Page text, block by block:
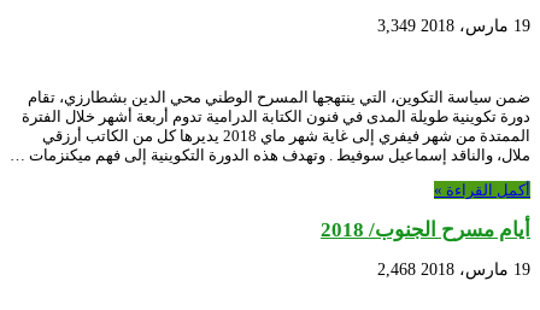
19 مارس، 2018 3,349
ضمن سياسة التكوين، التي ينتهجها المسرح الوطني محي الدين بشطارزي، تقام
دورة تكوينية طويلة المدى في فنون الكتابة الدرامية تدوم أربعة أشهر خلال الفترة
الممتدة من شهر فيفري إلى غاية شهر ماي 2018 يديرها كل من الكاتب أرزقي
ملال، والناقد إسماعيل سوفيط . وتهدف هذه الدورة التكوينية إلى فهم ميكنزمات …
أكمل القراءة »
أيام مسرح الجنوب/ 2018
19 مارس، 2018 2,468